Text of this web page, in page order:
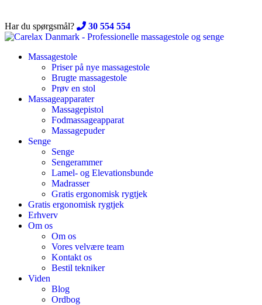
content
Har du spørgsmål? 30 554 554
Massagestole
Priser på nye massagestole
Brugte massagestole
Prøv en stol
Massageapparater
Massagepistol
Fodmassageapparat
Massagepuder
Senge
Senge
Sengerammer
Lamel- og Elevationsbunde
Madrasser
Gratis ergonomisk rygtjek
Gratis ergonomisk rygtjek
Erhverv
Om os
Om os
Vores velvære team
Kontakt os
Bestil tekniker
Viden
Blog
Ordbog